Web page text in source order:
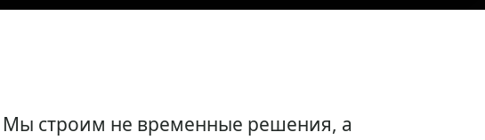
Мы строим не временные решения, а